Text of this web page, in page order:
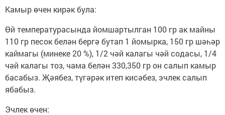
Камыр өчен кирәк була:
Өй температурасында йомшартылган 100 гр ак майны
110 гр песок белән бергә бутап 1 йомырка, 150 гр шәһәр
каймагы (минеке 20 %), 1/2 чәй калагы чәй содасы, 1/4
чәй калагы тоз, чама белән 330,350 гр он салып камыр
басабыз. Җәябез, түгәрәк итеп кисәбез, эчлек салып
ябабыз.
Эчлек өчен: